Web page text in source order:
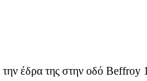
την έδρα της στην οδό